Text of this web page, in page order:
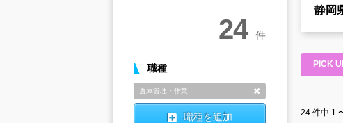
静岡
PICK
24 件中 1
24 件
職種
倉庫管理・作業
職種を追加